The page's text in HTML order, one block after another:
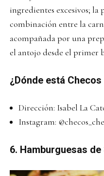
ingredientes excesivos; la
combinación entre la
acompañada por una
el antojo desde el primer
¿Dónde está
Dirección: Isabel La
Instagram:
6. Hamburguesas